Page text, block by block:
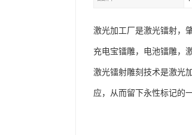
激光加工厂是激光镭射，
充电宝镭雕，电池镭雕，
激光镭射雕刻技术是激光
应，从而留下永性标记的